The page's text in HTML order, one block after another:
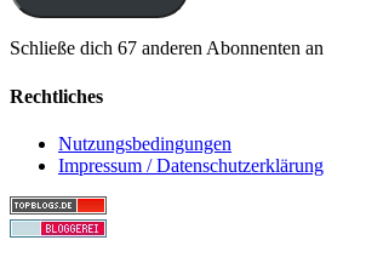
Schließe dich 67 anderen Abonnenten an
Rechtliches
Nutzungsbedingungen
Impressum / Datenschutzerklärung